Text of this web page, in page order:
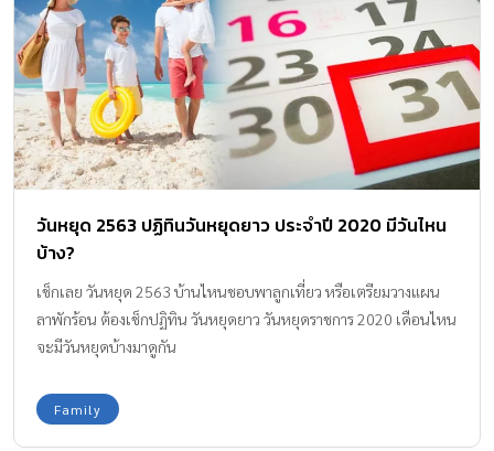
วันหยุด 2563 ปฏิทินวันหยุดยาว ประจำปี 2020 มีวันไหน
บ้าง?
เช็กเลย วันหยุด 2563 บ้านไหนชอบพาลูกเที่ยว หรือเตรียมวางแผน
ลาพักร้อน ต้องเช็กปฏิทิน วันหยุดยาว วันหยุดราชการ 2020 เดือนไหน
จะมีวันหยุดบ้างมาดูกัน
Family